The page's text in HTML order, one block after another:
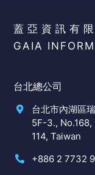
蓋亞資訊有
GAIA
台北總公司
台北市內湖區
5F-3.,
114, Taiwan
+886 2 7732